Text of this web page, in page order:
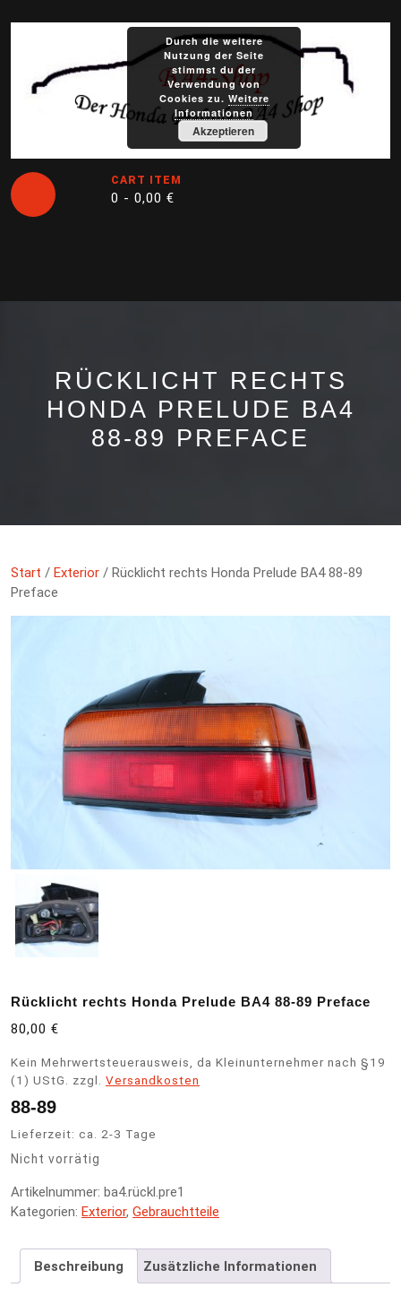
CART ITEM
0 - 0,00 €
Button
RÜCKLICHT RECHTS
HONDA PRELUDE BA4
88-89 PREFACE
Start / Exterior / Rücklicht rechts Honda Prelude BA4 88-89
Preface
Rücklicht rechts Honda Prelude BA4 88-89 Preface
80,00 €
Kein Mehrwertsteuerausweis, da Kleinunternehmer nach §19
(1) UStG. zzgl. Versandkosten
88-89
Lieferzeit: ca. 2-3 Tage
Nicht vorrätig
Artikelnummer: ba4.rückl.pre1
Kategorien: Exterior, Gebrauchtteile
Beschreibung Zusätzliche Informationen
Durch die weitere
Nutzung der Seite
stimmst du der
Verwendung von
Cookies zu. Weitere
Informationen
Akzeptieren